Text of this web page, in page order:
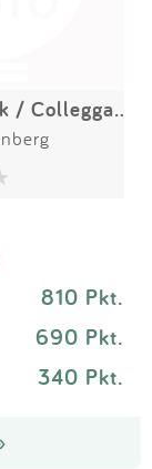
Archivpark / Colleggarten
810 Pkt.
690 Pkt.
340 Pkt.